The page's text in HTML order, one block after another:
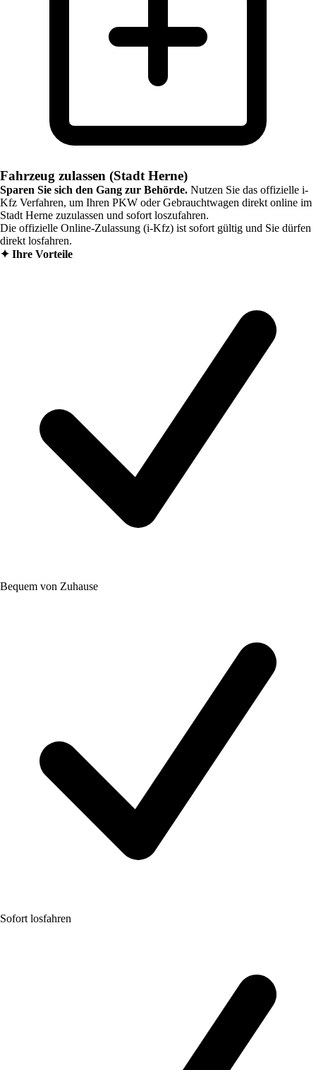
Fahrzeug zulassen (Stadt Herne)
Sparen Sie sich den Gang zur Behörde. Nutzen Sie das offizielle i-
Kfz Verfahren, um Ihren PKW oder Gebrauchtwagen direkt online im
Stadt Herne zuzulassen und sofort loszufahren.
Die offizielle Online-Zulassung (i-Kfz) ist sofort gültig und Sie dürfen
direkt losfahren.
✦ Ihre Vorteile
Bequem von Zuhause
Sofort losfahren